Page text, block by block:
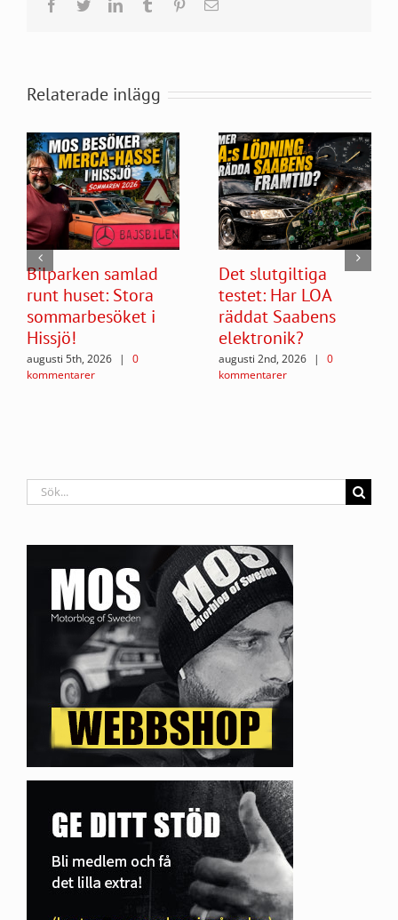
Facebook
TwitterLinkedInTumblr Pinterest
E-
Relaterade inlägg
Bilparken samlad
runt huset: Stora
sommarbesöket i
Hissjö!
augusti 5th, 2026 |
0
kommentarer
Det slutgiltiga
testet: Har LOA
räddat Saabens
elektronik?
augusti 2nd, 2026 |
0
kommentarer
Sök
efter: